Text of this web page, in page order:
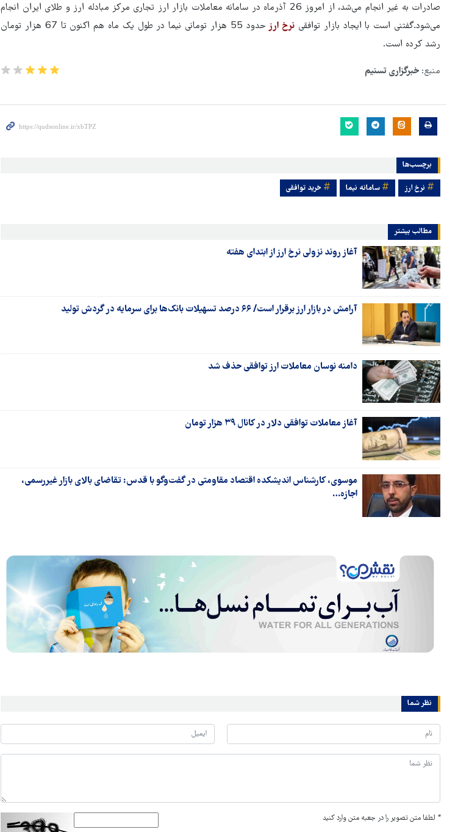
صادرات به غیر انجام می‌شد، از امروز 26 آذرماه در سامانه معاملات بازار ارز تجاری مرکز مبادله ارز و طلای ایران انجام
می‌شود.گفتنی است با ایجاد بازار توافقی نرخ ارز
حدود 55 هزار تومانی نیما در طول یک ماه هم اکنون تا 67 هزار تومان
رشد کرده است.
منبع: خبرگزاری تسنیم
برچسب‌ها
نرخ ارز سامانه نیما خرید توافقی
مطالب بیشتر
آغاز روند نزولی نرخ ارز از ابتدای هفته
آرامش در بازار ارز برقرار است/ ۶۶ درصد تسهیلات بانک‌ها برای سرمایه در گردش تولید
دامنه نوسان معاملات ارز توافقی حذف شد
آغاز معاملات توافقی دلار در کانال ۳۹ هزار تومان
موسوی، کارشناس اندیشکده اقتصاد مقاومتی در گفت‌وگو با قدس: تقاضای بالای بازار غیررسمی،
اجازه…
نظر شما
* لطفا متن تصویر را در جعبه متن وارد کنید